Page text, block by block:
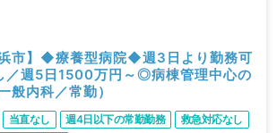
浜市】◆療養型病院◆週3日より勤務可
週5日1500万円～◎病棟管理中心の
般内科／常勤）
当直なし 週4日以下の常勤勤務
救急対応なし